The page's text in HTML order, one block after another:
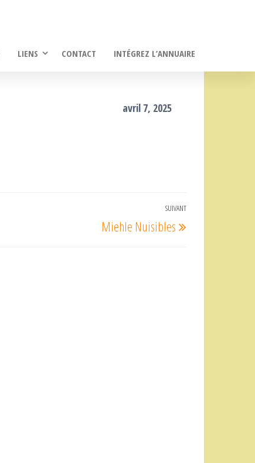
LIENS CONTACT INTÉGREZ L’ANNUAIRE
avril 7, 2025
Article
SUIVANT
Miehle Nuisibles